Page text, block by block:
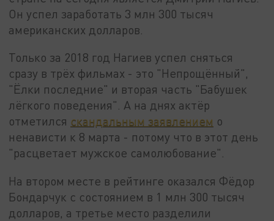
Он успел заработать 3 млн 300 тысяч
американских долларов.
Только за 2018 год Нагиев успел сняться
сразу в трёх фильмах - это "Непрощённый",
"Ёлки последние" и вторая часть "Бабушек
лёгкого поведения". А на днях актёр
отметился скандальным заявлением о
ненависти к 8 марта - потому что в этот день
"расцветает мужское самолюбование".
На втором месте в рейтинге оказался Фёдор
Бондарчук с состоянием в 1 млн 300 тысяч
долларов, а третье место разделили